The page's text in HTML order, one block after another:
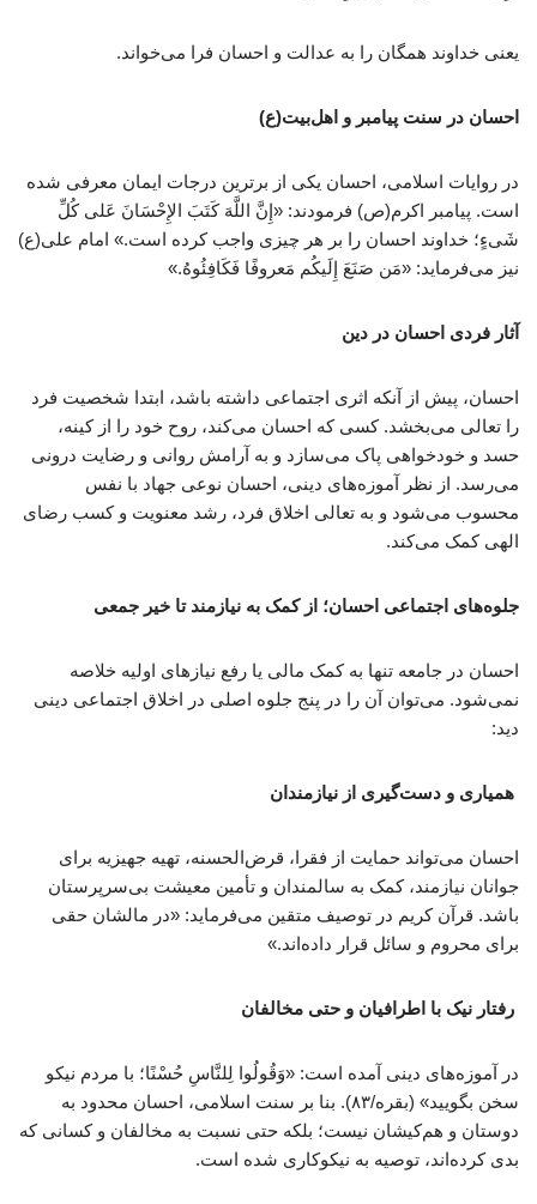
یعنی خداوند همگان را به عدالت و احسان فرا می‌خواند.
احسان در سنت پیامبر و اهل‌بیت(ع)
در روایات اسلامی، احسان یکی از برترین درجات ایمان معرفی شده
است. پیامبر اکرم(ص) فرمودند: «إِنَّ اللَّهَ کَتَبَ الإِحْسَانَ عَلی کُلِّ
شَیءٍ؛ خداوند احسان را بر هر چیزی واجب کرده است.» امام علی(ع)
نیز می‌فرماید: «مَن صَنَعَ إِلَیکُم مَعروفًا فَکَافِئُوهُ.»
آثار فردی احسان در دین
احسان، پیش از آنکه اثری اجتماعی داشته باشد، ابتدا شخصیت فرد
را تعالی می‌بخشد. کسی که احسان می‌کند، روح خود را از کینه،
حسد و خودخواهی پاک می‌سازد و به آرامش روانی و رضایت درونی
می‌رسد. از نظر آموزه‌های دینی، احسان نوعی جهاد با نفس
محسوب می‌شود و به تعالی اخلاق فرد، رشد معنویت و کسب رضای
الهی کمک می‌کند.
جلوه‌های اجتماعی احسان؛ از کمک به نیازمند تا خیر جمعی
احسان در جامعه تنها به کمک مالی یا رفع نیازهای اولیه خلاصه
نمی‌شود. می‌توان آن را در پنج جلوه اصلی در اخلاق اجتماعی دینی
دید:
همیاری و دست‌گیری از نیازمندان
احسان می‌تواند حمایت از فقرا، قرض‌الحسنه، تهیه جهیزیه برای
جوانان نیازمند، کمک به سالمندان و تأمین معیشت بی‌سرپرستان
باشد. قرآن کریم در توصیف متقین می‌فرماید: «در مالشان حقی
برای محروم و سائل قرار داده‌اند.»
رفتار نیک با اطرافیان و حتی مخالفان
در آموزه‌های دینی آمده است: «وَقُولُوا لِلنَّاسِ حُسْنًا؛ با مردم نیکو
سخن بگویید» (بقره/۸۳). بنا بر سنت اسلامی، احسان محدود به
دوستان و هم‌کیشان نیست؛ بلکه حتی نسبت به مخالفان و کسانی که
بدی کرده‌اند، توصیه به نیکوکاری شده است.